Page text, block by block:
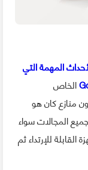
المهمة التي
الخاص
منازع كان هو
المجالات سواء
القابلة للإرتداء ثم